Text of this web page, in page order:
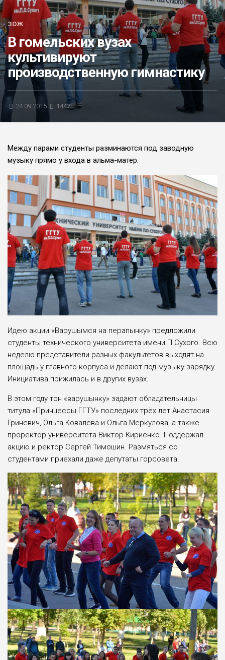
БЛИЦ-ОПРОС
АФИША
ЗОЖ
В гомельских вузах
культивируют
производственную гимнастику
24.09.2015 1447
Между парами студенты разминаются под заводную
музыку прямо у входа в альма-матер.
Идею акции «Варушымся на перапынку» предложили
студенты технического университета имени П.Сухого. Всю
неделю представители разных факультетов выходят на
площадь у главного корпуса и делают под музыку зарядку.
Инициатива прижилась и в других вузах.
В этом году тон «варушынку» задают обладательницы
титула «Принцессы ГГТУ» последних трёх лет Анастасия
Гриневич, Ольга Ковалёва и Ольга Меркулова, а также
проректор университета Виктор Кириенко. Поддержал
акцию и ректор Сергей Тимошин. Размяться со
студентами приехали даже депутаты горсовета.